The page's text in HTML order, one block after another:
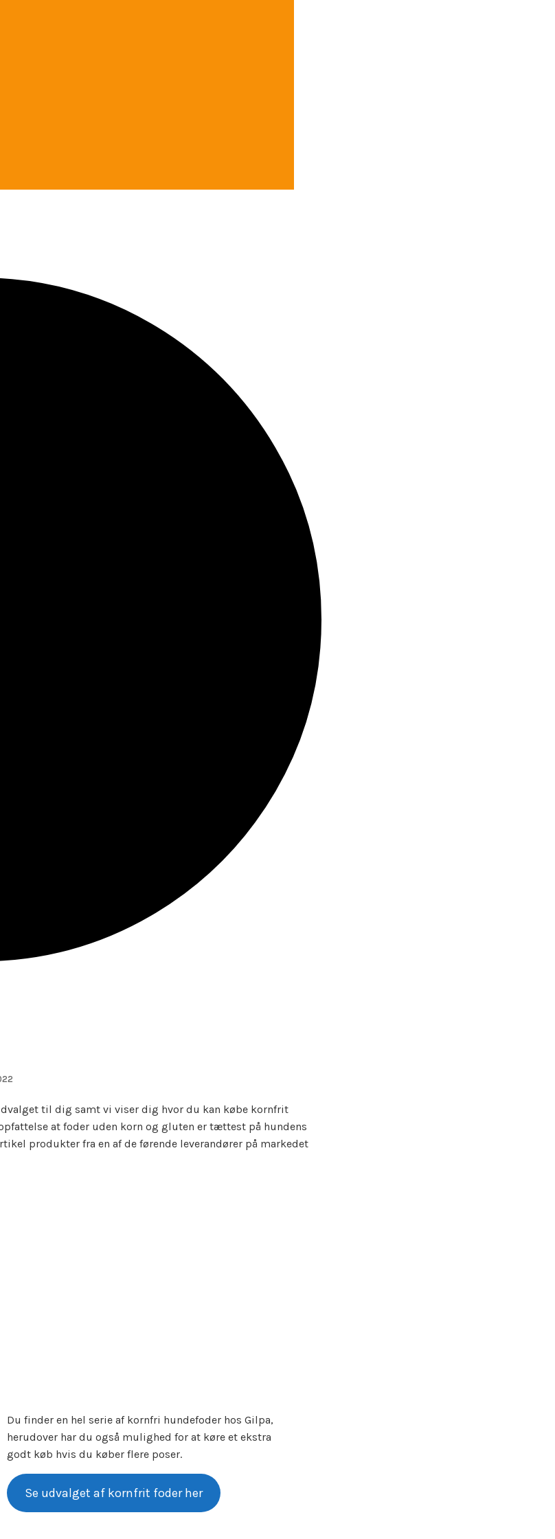
til dig samt vi viser dig hvor du kan købe kornfrit
at foder uden korn og gluten er tættest på hundens
produkter fra en af de førende leverandører på markedet
Du finder en hel serie af kornfri hundefoder hos Gilpa,
herudover har du også mulighed for at køre et ekstra
godt køb hvis du køber flere poser.
Se udvalget af kornfrit foder her